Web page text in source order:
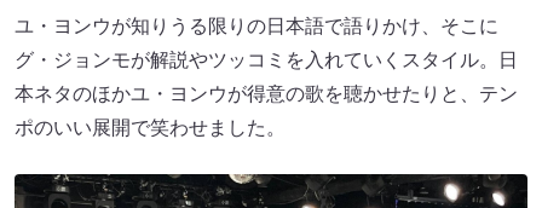
ユ・ヨンウが知りうる限りの日本語で語りかけ、そこに
グ・ジョンモが解説やツッコミを入れていくスタイル。日
本ネタのほかユ・ヨンウが得意の歌を聴かせたりと、テン
ポのいい展開で笑わせました。